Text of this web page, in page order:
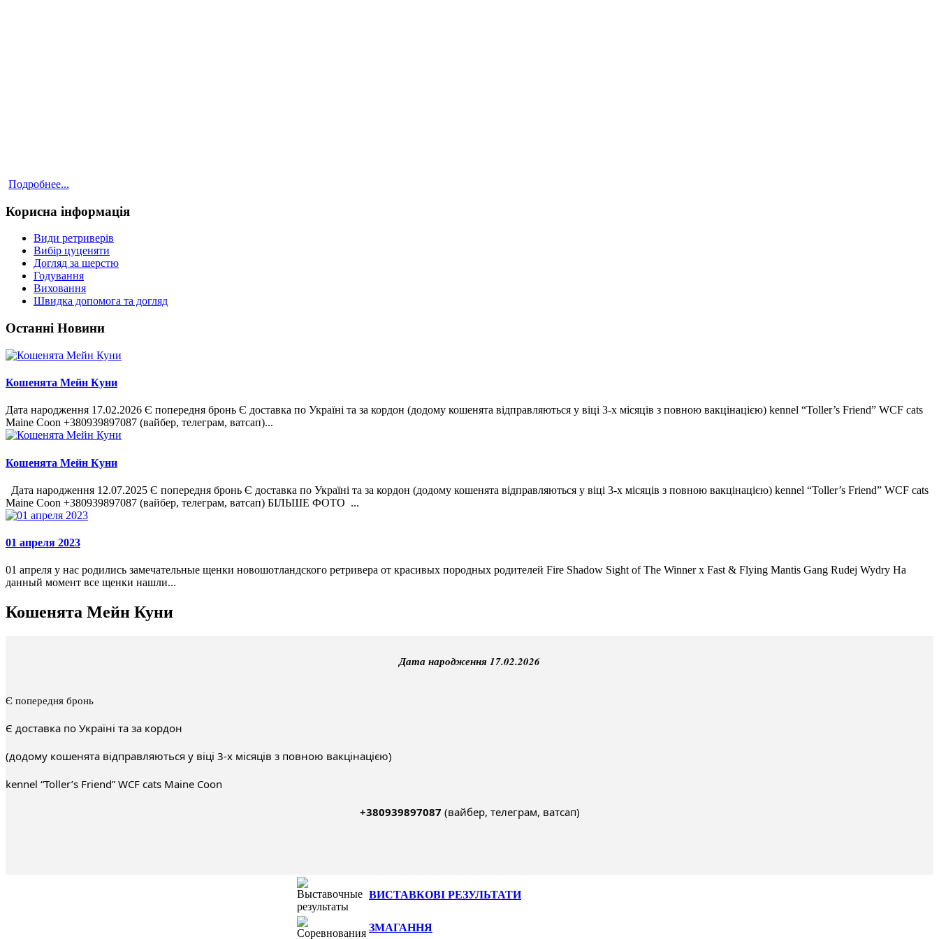
Подробнее...
Корисна інформація
Види ретриверів
Вибір цуценяти
Догляд за шерстю
Годування
Виховання
Швидка допомога та догляд
Останні Новини
Кошенята Мейн Куни
Дата народження 17.02.2026 Є попередня бронь Є доставка по Україні та за кордон (додому кошенята відправляються у віці 3-х місяців з повною вакцінацією) kennel “Toller’s Friend” WCF cats
Maine Coon +380939897087 (вайбер, телеграм, ватсап)...
Кошенята Мейн Куни
Дата народження 12.07.2025 Є попередня бронь Є доставка по Україні та за кордон (додому кошенята відправляються у віці 3-х місяців з повною вакцінацією) kennel “Toller’s Friend” WCF cats
Maine Coon +380939897087 (вайбер, телеграм, ватсап) БІЛЬШЕ ФОТО ...
01 апреля 2023
01 апреля у нас родились замечательные щенки новошотландского ретривера от красивых породных родителей Fire Shadow Sight of The Winner х Fast & Flying Mantis Gang Rudej Wydry На
данный момент все щенки нашли...
Кошенята Мейн Куни
Дата народження 17.02.2026
Є попередня бронь
Є доставка по Україні та за кордон
(додому кошенята відправляються у віці 3-х місяців з повною вакцінацією)
kennel “Toller’s Friend” WCF cats Maine Coon
+380939897087 (вайбер, телеграм, ватсап)
ВИСТАВКОВІ РЕЗУЛЬТАТИ
ЗМАГАННЯ